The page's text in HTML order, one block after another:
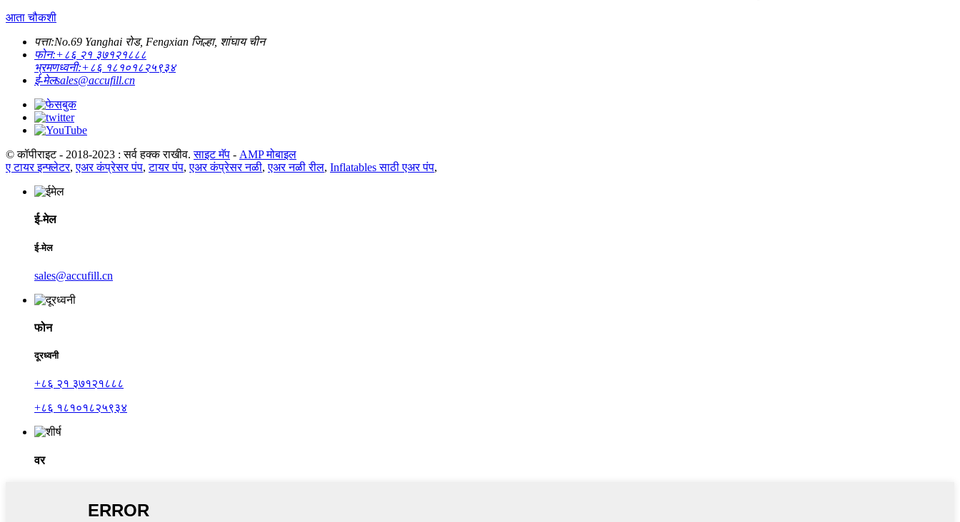
आता चौकशी
पत्ता:No.69 Yanghai रोड, Fengxian जिल्हा, शांघाय चीन
फोन:+८६ २१ ३७१२१८८८
भ्रमणध्वनी:+८६ १८१०१८२५९३४
ई-मेलsales@accufill.cn
© कॉपीराइट - 2018-2023 : सर्व हक्क राखीव. साइट मॅप - AMP मोबाइल
ए टायर इन्फ्लेटर,एअर कंप्रेसर पंप,टायर पंप,एअर कंप्रेसर नळी,एअर नळी रील, Inflatables साठी एअर पंप,
ई-मेल
ई-मेल
sales@accufill.cn
फोन
दूरध्वनी
+८६ २१ ३७१२१८८८
+८६ १८१०१८२५९३४
वर